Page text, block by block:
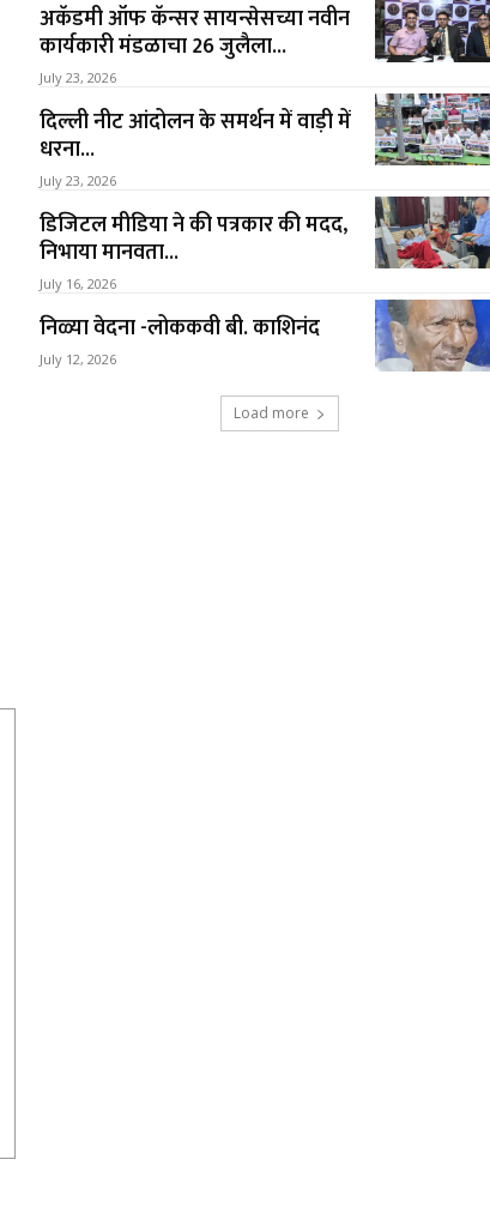
अकॅडमी ऑफ कॅन्सर सायन्सेसच्या नवीन
कार्यकारी मंडळाचा 26 जुलैला...
July 23, 2026
दिल्ली नीट आंदोलन के समर्थन में वाड़ी में
धरना...
July 23, 2026
डिजिटल मीडिया ने की पत्रकार की मदद,
निभाया मानवता...
July 16, 2026
निळ्या वेदना -लोककवी बी. काशिनंद
July 12, 2026
Load more